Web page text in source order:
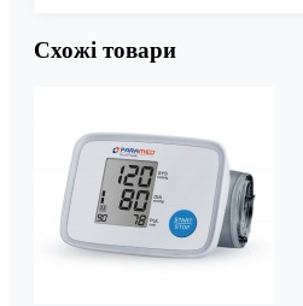
Схожі товари